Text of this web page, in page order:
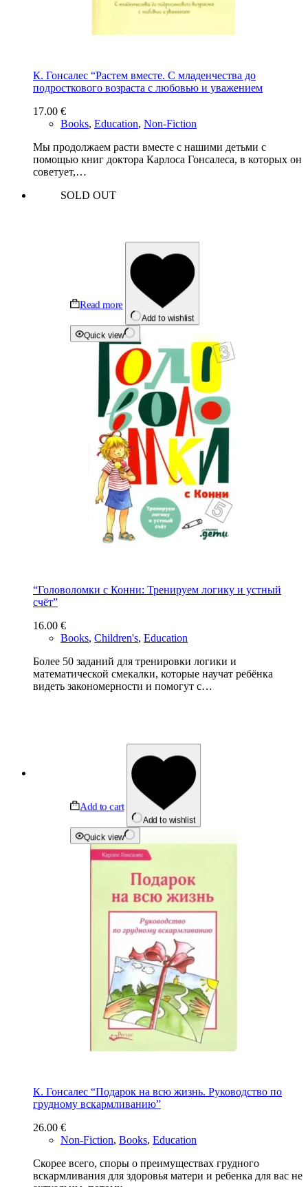
К. Гонсалес “Растем вместе. С младенчества до
подросткового возраста с любовью и уважением
17.00 €
Books, Education, Non-Fiction
Мы продолжаем расти вместе с нашими детьми с
помощью книг доктора Карлоса Гонсалеса, в которых он
советует,…
SOLD OUT
Read more
Add to wishlist
Quick view
“Головоломки с Конни: Тренируем логику и устный
счёт”
16.00 €
Books, Children's, Education
Более 50 заданий для тренировки логики и
математической смекалки, которые научат ребёнка
видеть закономерности и помогут с…
Add to cart
Add to wishlist
Quick view
К. Гонсалес “Подарок на всю жизнь. Руководство по
грудному вскармливанию”
26.00 €
Non-Fiction, Books, Education
Скорее всего, споры о преимуществах грудного
вскармливания для здоровья матери и ребенка для вас не